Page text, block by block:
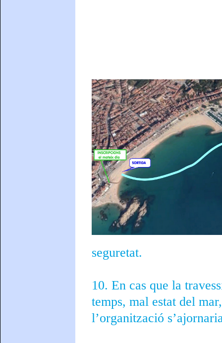
seguretat.
10. En cas que la
temps, mal estat del
l’organització